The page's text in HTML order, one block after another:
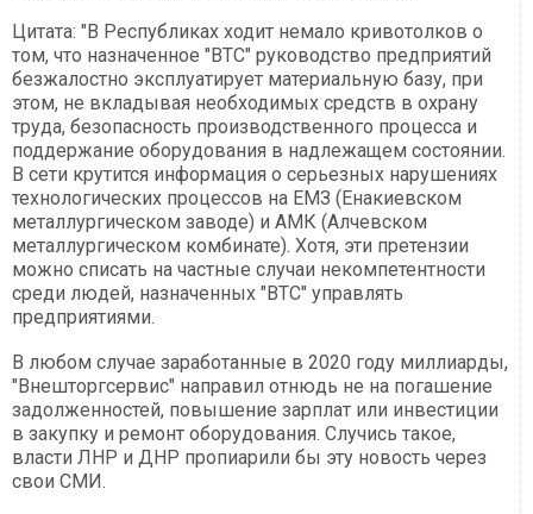
Цитата: "В Республиках ходит немало кривотолков о
том, что назначенное "ВТС" руководство предприятий
безжалостно эксплуатирует материальную базу, при
этом, не вкладывая необходимых средств в охрану
труда, безопасность производственного процесса и
поддержание оборудования в надлежащем состоянии.
В сети крутится информация о серьезных нарушениях
технологических процессов на ЕМЗ (Енакиевском
металлургическом заводе) и АМК (Алчевском
металлургическом комбинате). Хотя, эти претензии
можно списать на частные случаи некомпетентности
среди людей, назначенных "ВТС" управлять
предприятиями.
В любом случае заработанные в 2020 году миллиарды,
"Внешторгсервис" направил отнюдь не на погашение
задолженностей, повышение зарплат или инвестиции
в закупку и ремонт оборудования. Случись такое,
власти ЛНР и ДНР пропиарили бы эту новость через
свои СМИ.